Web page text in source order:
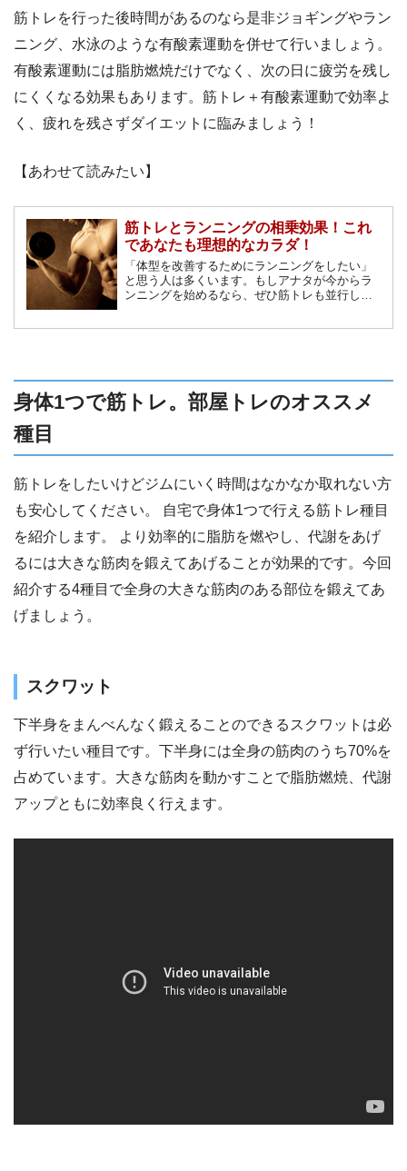
筋トレを行った後時間があるのなら是非ジョギングやラン
ニング、水泳のような有酸素運動を併せて行いましょう。
有酸素運動には脂肪燃焼だけでなく、次の日に疲労を残し
にくくなる効果もあります。筋トレ＋有酸素運動で効率よ
く、疲れを残さずダイエットに臨みましょう！
【あわせて読みたい】
筋トレとランニングの相乗効果！これ
であなたも理想的なカラダ！
「体型を改善するためにランニングをしたい」
と思う人は多くいます。もしアナタが今からラ
ンニングを始めるなら、ぜひ筋トレも並行して
身体1つで筋トレ。部屋トレのオススメ
種目
筋トレをしたいけどジムにいく時間はなかなか取れない方
も安心してください。 自宅で身体1つで行える筋トレ種目
を紹介します。 より効率的に脂肪を燃やし、代謝をあげ
るには大きな筋肉を鍛えてあげることが効果的です。今回
紹介する4種目で全身の大きな筋肉のある部位を鍛えてあ
げましょう。
スクワット
下半身をまんべんなく鍛えることのできるスクワットは必
ず行いたい種目です。下半身には全身の筋肉のうち70%を
占めています。大きな筋肉を動かすことで脂肪燃焼、代謝
アップともに効率良く行えます。